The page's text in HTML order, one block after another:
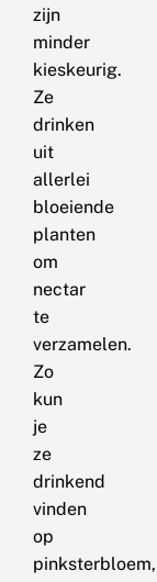
zijn
minder
kieskeurig.
Ze
drinken
uit
allerlei
bloeiende
planten
om
nectar
te
verzamelen.
Zo
kun
je
ze
drinkend
vinden
op
pinksterbloem,